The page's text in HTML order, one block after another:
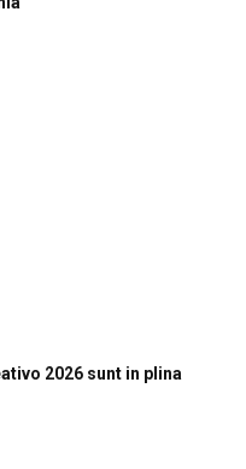
2026 sunt in plina